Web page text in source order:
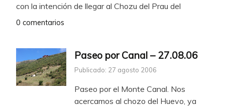
con la intención de llegar al Chozu del Prau del
0 comentarios
Paseo por Canal – 27.08.06
Publicado: 27 agosto 2006
Paseo por el Monte Canal. Nos
acercamos al chozo del Huevo, ya